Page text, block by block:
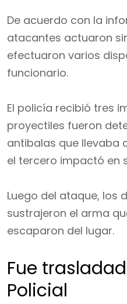
De acuerdo con la
atacantes actuaron
efectuaron varios
funcionario.
El policía recibió tres
proyectiles fueron
antibalas que llevaba
el tercero impactó en
Luego del ataque, los
sustrajeron el arma
escaparon del lugar.
Fue
Policial